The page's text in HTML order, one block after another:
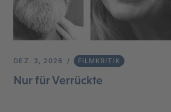
DEZ. 3, 2026 FILMKRITIK
Nur für Verrückte